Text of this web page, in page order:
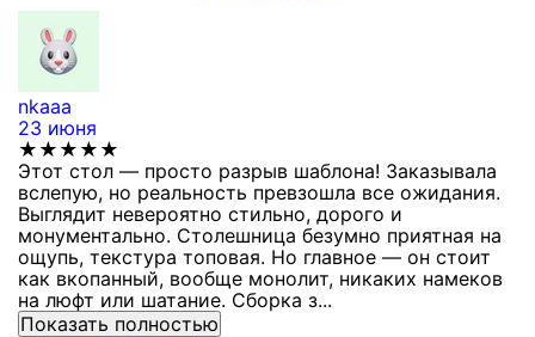
nkaaa
23 июня
★★★★★
Этот стол — просто разрыв шаблона! Заказывала
вслепую, но реальность превзошла все ожидания.
Выглядит невероятно стильно, дорого и
монументально. Столешница безумно приятная на
ощупь, текстура топовая. Но главное — он стоит
как вкопанный, вообще монолит, никаких намеков
на люфт или шатание. Сборка з...
Показать полностью